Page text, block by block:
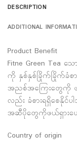
DESCRIPTION
ADDITIONAL
Product Benefit
Fitne Green Tea
ကို နှစ်နှစ်ခြိုက်ခြိုက်ခံ
အညစ်အကြေးတွေကို ဖ
လည်း ခံစားရရှိစေနိုင်ပ
အဆီပိုတွေကိုဖယ်ရှားပေ
Country of origin